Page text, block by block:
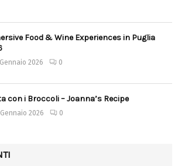
Food & Wine Experiences in Puglia
2026 0
con i Broccoli – Joanna’s Recipe
2026 0